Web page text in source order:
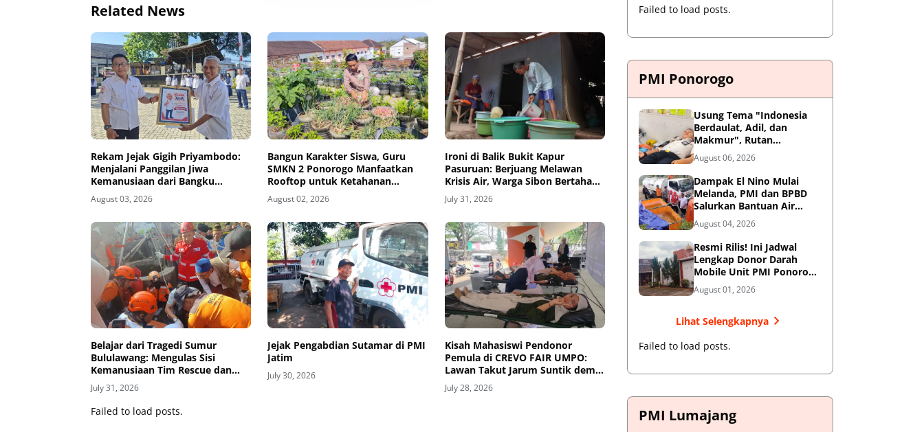
Related News
Rekam Jejak Gigih Priyambodo:
Menjalani Panggilan Jiwa
Kemanusiaan dari Bangku
Sekolah hingga Purna Tugas di
PMI
August 03, 2026
Bangun Karakter Siswa, Guru
SMKN 2 Ponorogo Manfaatkan
Rooftop untuk Ketahanan
Pangan
August 02, 2026
Ironi di Balik Bukit Kapur
Pasuruan: Berjuang Melawan
Krisis Air, Warga Sibon Bertahan
Hidup Lewat Selang
Kemanusiaan
July 31, 2026
Belajar dari Tragedi Sumur
Bululawang: Mengulas Sisi
Kemanusiaan Tim Rescue dan
Pentingnya Amankan Sumur
Aktif di Permukiman
July 31, 2026
Jejak Pengabdian Sutamar di PMI
Jatim
July 30, 2026
Kisah Mahasiswi Pendonor
Pemula di CREVO FAIR UMPO:
Lawan Takut Jarum Suntik demi
Kemanusiaan
July 28, 2026
Failed to load posts.
Failed to load posts.
PMI Ponorogo
Usung Tema "Indonesia
Berdaulat, Adil, dan
Makmur", Rutan
Ponorogo Gelar Donor
Darah Kemanusiaan
Sambut HUT RI ke-81
August 06, 2026
Dampak El Nino Mulai
Melanda, PMI dan BPBD
Salurkan Bantuan Air
Bersih ke Desa Terdampak
di Ponorogo
August 04, 2026
Resmi Rilis! Ini Jadwal
Lengkap Donor Darah
Mobile Unit PMI Ponorogo
Agustus 2026
August 01, 2026
Lihat Selengkapnya
Failed to load posts.
PMI Lumajang